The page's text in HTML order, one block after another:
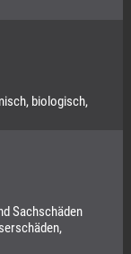
biologisch,
Sachschäden